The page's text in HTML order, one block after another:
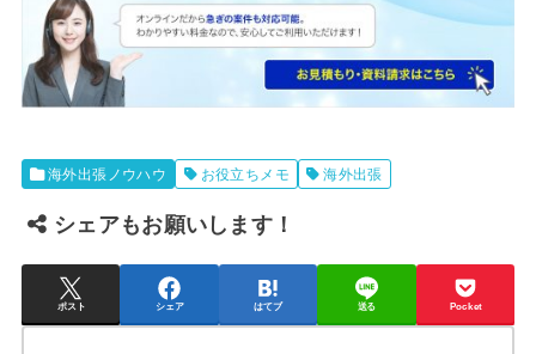
海外出張ノウハウ お役立ちメモ 海外出張
シェアもお願いします！
ポスト シェア はてブ 送る Pocket